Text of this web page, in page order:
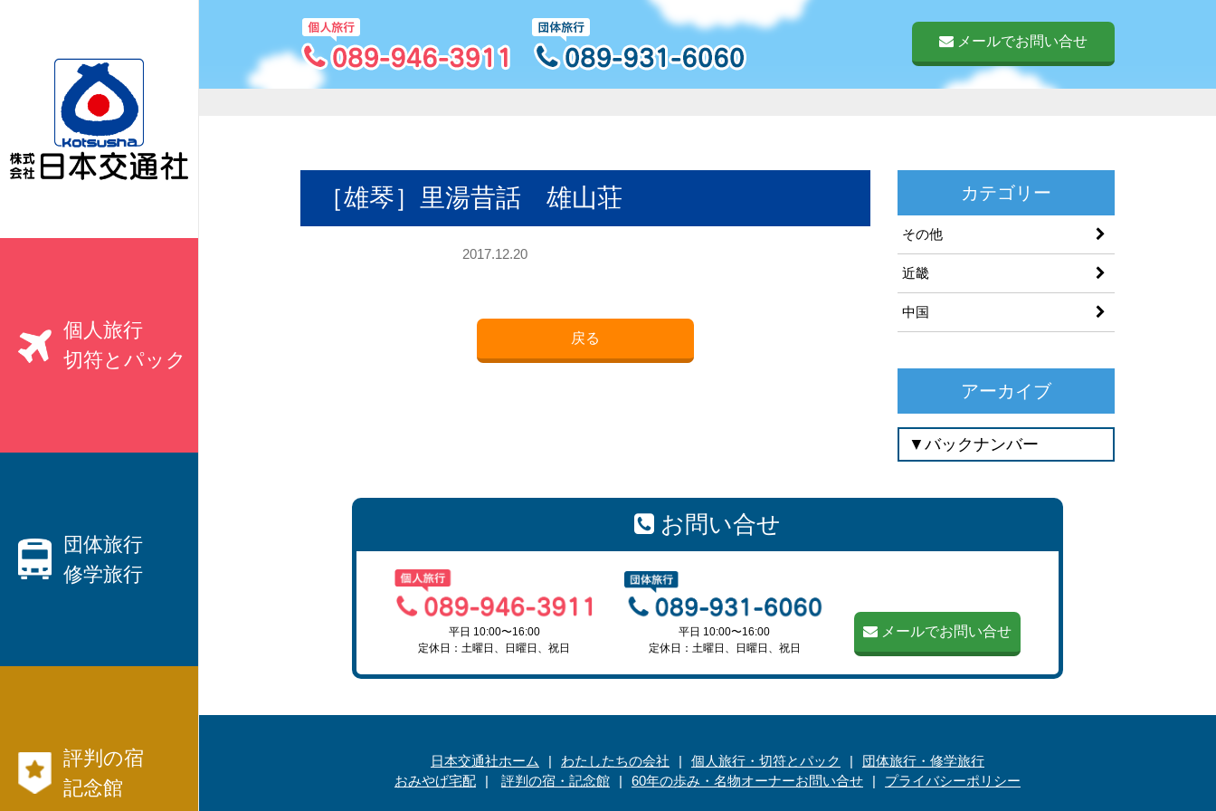
個人旅行
切符とパック
国内旅行
から
ェリー等切符
も発行出来ます。
団体旅行
修学旅行
国内旅行モデル
コース
評判の宿
記念館
メールでお問い合せ
［雄琴］里湯昔話 雄山荘
2017.12.20
戻る
カテゴリー
その他
近畿
中国
アーカイブ
お問い合せ
平日 10:00〜16:00
定休日：土曜日、日曜日、祝日
平日 10:00〜16:00
定休日：土曜日、日曜日、祝日
メールでお問い合せ
日本交通社ホーム わたしたちの会社 個人旅行・切符とパック
団体旅行・修学旅行
おみやげ宅配
評判の宿・記念館 60年の歩み・名物オーナーお問い合せ プライバシーポリシー